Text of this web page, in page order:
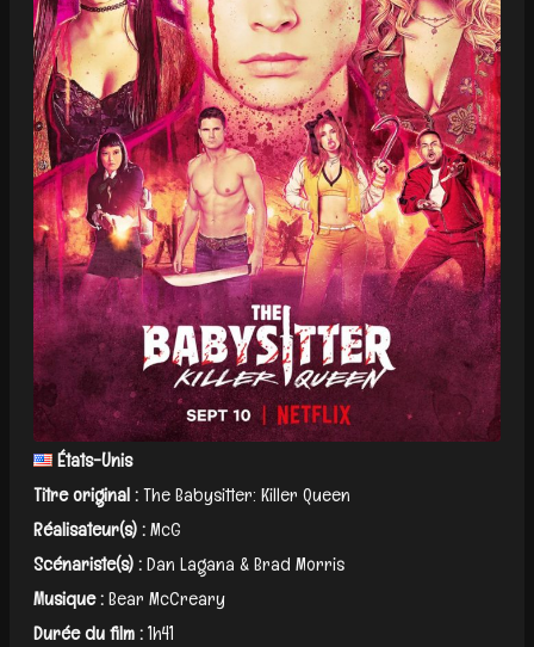
États-Unis
Titre original :The Babysitter: Killer Queen
Réalisateur(s) :McG
Scénariste(s) :Dan Lagana & Brad Morris
Musique :Bear McCreary
Durée du film :1h41